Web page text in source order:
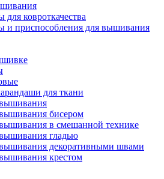
ковроткачества
и приспособления для вышивания
для ткани
бисером
в смешанной технике
гладью
декоративными швами
крестом